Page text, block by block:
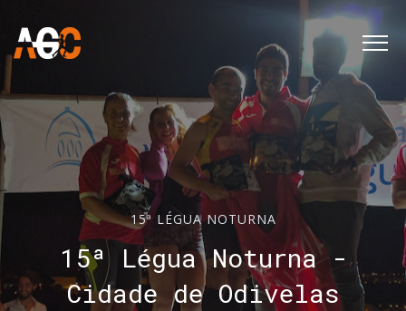
15ª LÉGUA NOTURNA
15ª Légua Noturna -
Cidade de Odivelas